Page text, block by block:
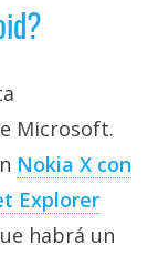
Microsoft.
Nokia X con
Explorer
habrá un